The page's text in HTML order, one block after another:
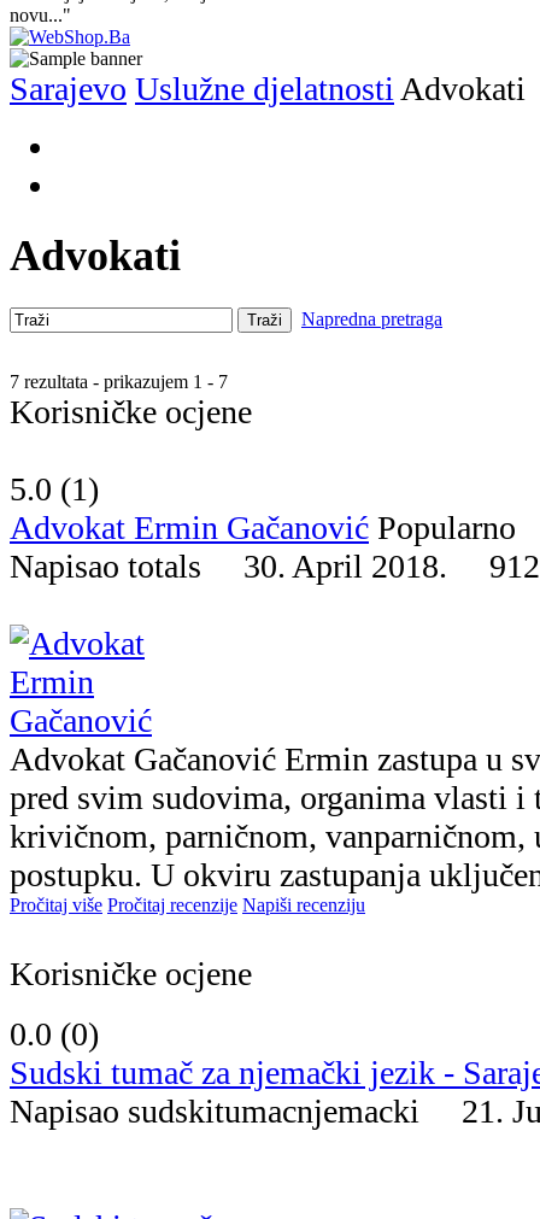
novu..."
Sarajevo Uslužne djelatnosti Advokati
Advokati
Traži Napredna pretraga
7 rezultata - prikazujem 1 - 7
Korisničke ocjene
5.0 (1)
Advokat Ermin Gačanović Popularno
Napisao totals 30. April 2018.
Advokat Gačanović Ermin zastupa u
pred svim sudovima, organima vlasti
krivičnom, parničnom,
postupku. U okviru zastupanja
Pročitaj više Pročitaj recenzije Napiši recenziju
Korisničke ocjene
0.0 (0)
Sudski tumač za njemački jezik -
Napisao sudskitumacnjemacki 21.